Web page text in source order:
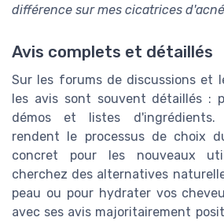
différence sur mes cicatrices
Avis complets et détaillés
Sur les forums de discussions et
les avis sont souvent détaillés :
démos et listes d'ingrédients.
rendent le processus de choix
concret pour les nouveaux
cherchez des alternatives
peau ou pour hydrater vos
avec ses avis majoritairement